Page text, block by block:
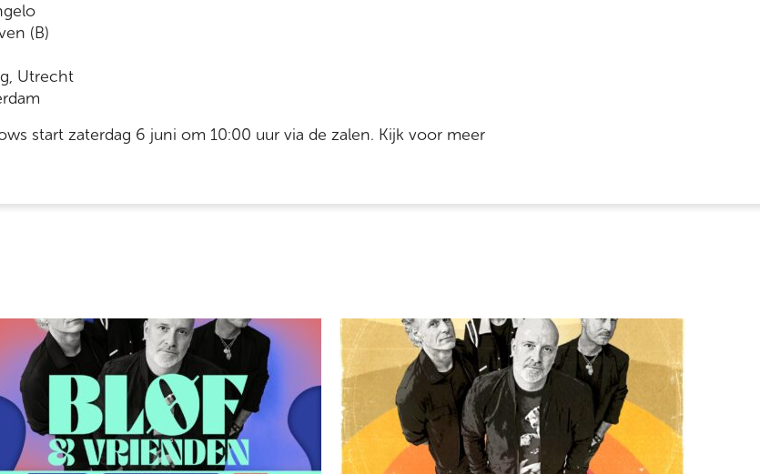
(B)
Utrecht
start zaterdag 6 juni om 10:00 uur via de zalen. Kijk voor meer